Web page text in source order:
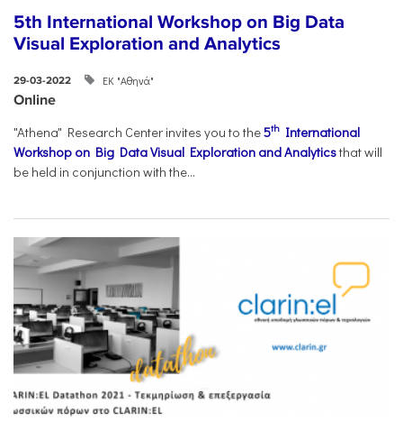
5th International Workshop on Big Data
Visual Exploration and Analytics
29-03-2022 ΕΚ "Αθηνά"
Online
"Athena" Research Center invites you to the5th International
Workshop on Big Data Visual Exploration and Analyticsthat will
be held in conjunction with the...